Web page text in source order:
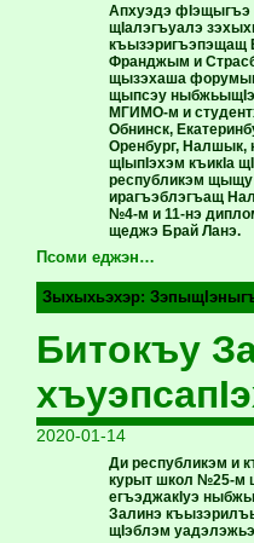
Апхуэдэ фIэщыгъэ
щIалэгъуалэ
къызэригъэпэщащ
Франджым и
щызэхаша
щыпсэу ныбжьыщIэ
МГИМО-м и
Обнинск,
Оренбург, Налшык,
щIыпIэхэм къикIа
республикэм
ирагъэблэгъащ
№4-м и 11-нэ
щеджэ Брай Ланэ.
Псоми еджэн…
Зыхыхьэхэр:
Битокъу
2020-01-14
Ди республикэм и
курыт школ №25-м
егъэджакIуэ
Залинэ
щIэблэм